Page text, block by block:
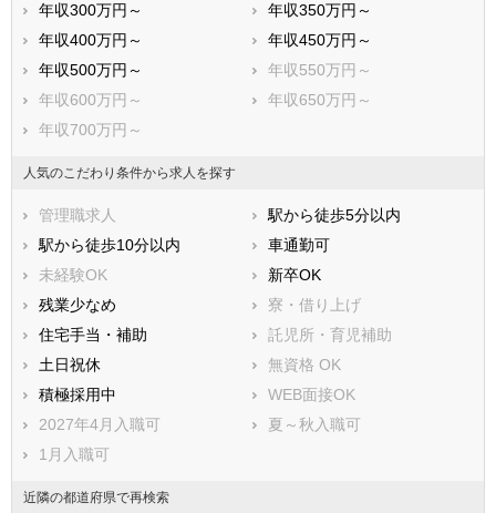
枚方市
茨木市
八尾市
泉佐野市
富田林市
寝屋川市
河内長野市
松原市
大東市
箕面市
羽曳野市
高石市
東大阪市
泉南市
四條畷市
交野市
大阪狭山市
阪南市
豊能郡豊能町
豊能郡能勢町
泉北郡忠岡町
泉南郡熊取町
泉南郡田尻町
南河内郡千早赤阪村
年収300万円～
年収350万円～
年収400万円～
年収450万円～
年収500万円～
年収550万円～
年収600万円～
年収650万円～
年収700万円～
人気のこだわり条件から求人を探す
管理職求人
駅から徒歩5分以内
駅から徒歩10分以内
車通勤可
未経験OK
新卒OK
残業少なめ
寮・借り上げ
住宅手当・補助
託児所・育児補助
土日祝休
無資格 OK
積極採用中
WEB面接OK
2027年4月入職可
夏～秋入職可
1月入職可
近隣の都道府県で再検索